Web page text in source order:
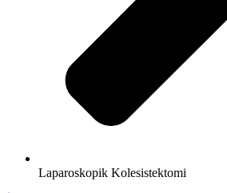
Laparoskopik Kolesistektomi